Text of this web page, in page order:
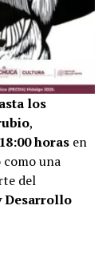
los
,
horasen
una
del
Desarrollo